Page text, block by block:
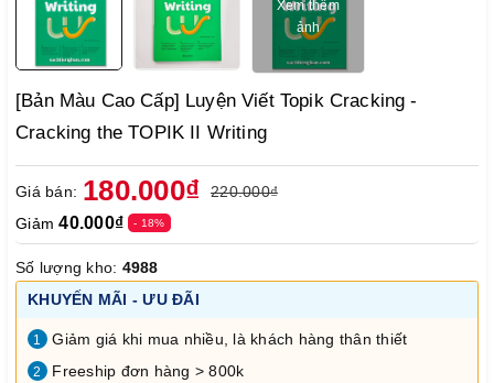
Xem thêm
ảnh
[Bản Màu Cao Cấp] Luyện Viết Topik Cracking -
Cracking the TOPIK II Writing
Giá bán: 180.000₫
220.000₫
Giảm40.000₫ - 18%
Số lượng kho: 4988
KHUYẾN MÃI - ƯU ĐÃI
1 Giảm giá khi mua nhiều, là khách hàng thân thiết
2 Freeship đơn hàng > 800k